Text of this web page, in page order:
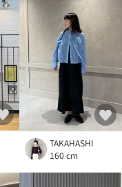
TAKAHASHI
160 cm